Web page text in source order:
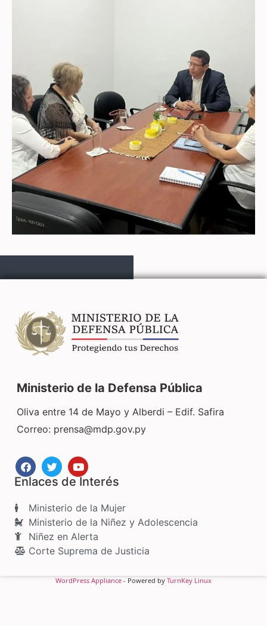
Ministerio de la Defensa Pública
Oliva entre 14 de Mayo y Alberdi – Edif. Safira
Correo: prensa@mdp.gov.py
Enlaces de Interés
Ministerio de la Mujer
Ministerio de la Niñez y Adolescencia
Niñez en Alerta
Corte Suprema de Justicia
WordPress Appliance - Powered by TurnKey Linux